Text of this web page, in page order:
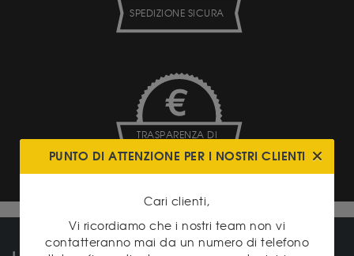
SPEDIZIONE SICURA
TRASPARENZA DI
PUNTO DI ATTENZIONE PER I NOSTRI CLIENTI
Cari clienti,
Vi ricordiamo che i nostri team non vi
contatteranno mai da un numero di telefono